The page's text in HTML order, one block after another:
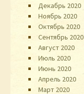
Декабрь 2020
Ноябрь 2020
Октябрь 2020
Сентябрь 2020
Август 2020
Июль 2020
Июнь 2020
Апрель 2020
Март 2020